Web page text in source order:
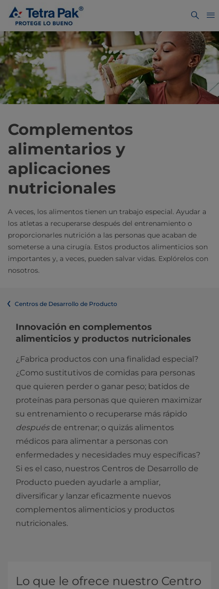
Complementos
alimentarios y
aplicaciones
nutricionales
A veces, los alimentos tienen un trabajo especial. Ayudar a
los atletas a recuperarse después del entrenamiento o
proporcionarles nutrición a las personas que acaban de
someterse a una cirugía. Estos productos alimenticios son
importantes y, a veces, pueden salvar vidas. Explórelos con
nosotros.
Centros de Desarrollo de Producto
Innovación en complementos
alimenticios y productos nutricionales
¿Fabrica productos con una finalidad especial?
¿Como sustitutivos de comidas para personas
que quieren perder o ganar peso; batidos de
proteínas para personas que quieren maximizar
su entrenamiento o recuperarse más rápido
después de entrenar; o quizás alimentos
médicos para alimentar a personas con
enfermedades y necesidades muy específicas?
Si es el caso, nuestros Centros de Desarrollo de
Producto pueden ayudarle a ampliar,
diversificar y lanzar eficazmente nuevos
complementos alimenticios y productos
nutricionales.
Lo que le ofrece nuestro Centro